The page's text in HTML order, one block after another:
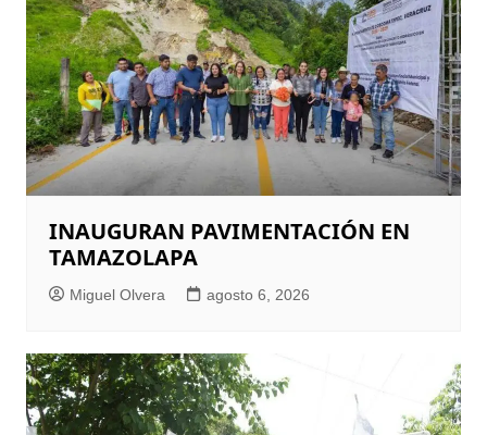
INAUGURAN PAVIMENTACIÓN EN
TAMAZOLAPA
Miguel Olvera agosto 6, 2026